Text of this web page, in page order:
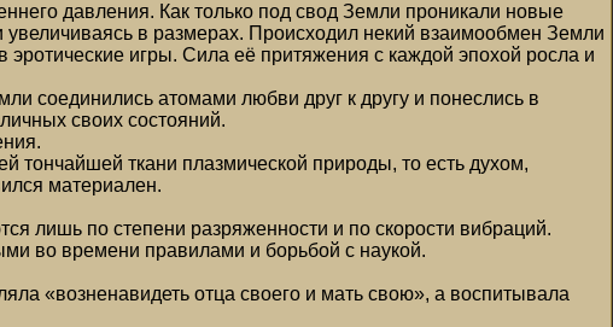
давления. Как только под свод Земли проникали новые
в размерах. Происходил некий взаимообмен Земли
игры. Сила её притяжения с каждой эпохой росла и
соединились атомами любви друг к другу и понеслись в
своих состояний.
тончайшей ткани плазмической природы, то есть духом,
материален.
лишь по степени разряженности и по скорости вибраций.
во времени правилами и борьбой с наукой.
«возненавидеть отца своего и мать свою», а воспитывала